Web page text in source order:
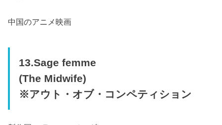
中国のアニメ映画
13.Sage femme
(The Midwife)
※アウト・オブ・コンペティション